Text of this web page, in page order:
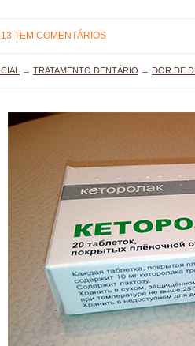
TEM COMENTÁRIOS
→ TRATAMENTO DENTÁRIO → DOR DE